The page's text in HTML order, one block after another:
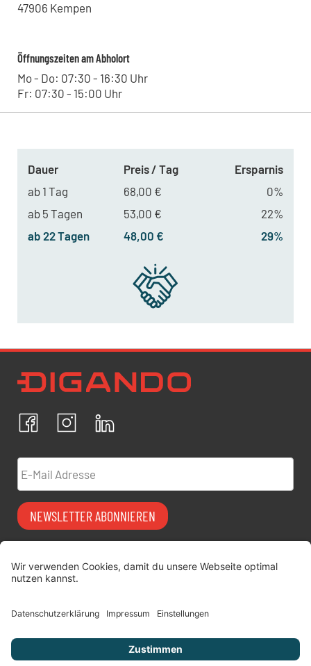
47906 Kempen
Öffnungszeiten am Abholort
Mo - Do: 07:30 - 16:30 Uhr
Fr: 07:30 - 15:00 Uhr
Dauer Preis / Tag
Ersparnis
ab 1 Tag
68,00 €
0%
ab 5 Tagen
53,00 €
22%
ab 22 Tagen
48,00 € 29%
FacebookInstagram
Ich bestätige, dass ich die
Datenschutzrichtlinien
personenbezogenen Daten einverstanden.
E-Mail Adresse
NEWSLETTER ABONNIEREN
Vermiet-Partner
digitimes | blog
Über uns
Jobs
FAQ
Datenschutz
AGB